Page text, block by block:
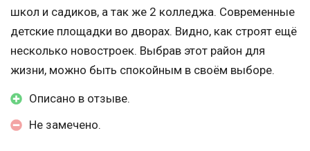
школ и садиков, а так же 2 колледжа. Современные
детские площадки во дворах. Видно, как строят ещё
несколько новостроек. Выбрав этот район для
жизни, можно быть спокойным в своём выборе.
Описано в отзыве.
Не замечено.